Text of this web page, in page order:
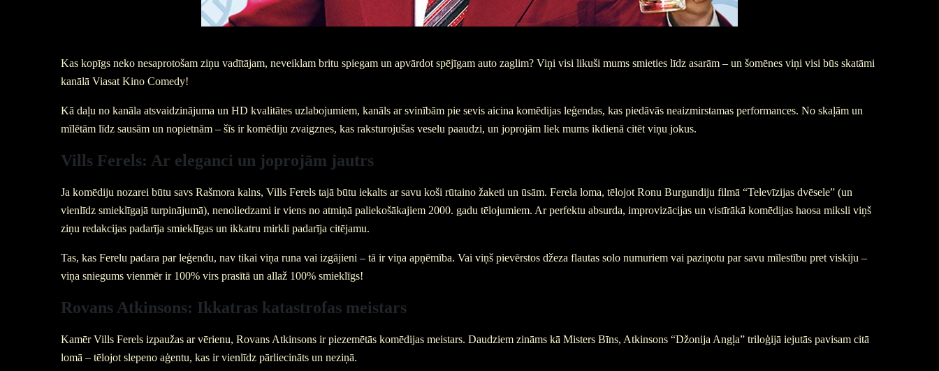
Kas kopīgs neko nesaprotošam ziņu vadītājam, neveiklam britu spiegam un apvārdot spējīgam auto zaglim? Viņi visi likuši mums smieties līdz asarām – un šomēnes viņi visi būs skatāmi
kanālā Viasat Kino Comedy!
Kā daļu no kanāla atsvaidzinājuma un HD kvalitātes uzlabojumiem, kanāls ar svinībām pie sevis aicina komēdijas leģendas, kas piedāvās neaizmirstamas performances. No skaļām un
mīlētām līdz sausām un nopietnām – šīs ir komēdiju zvaigznes, kas raksturojušas veselu paaudzi, un joprojām liek mums ikdienā citēt viņu jokus.
Vills Ferels: Ar eleganci un joprojām jautrs
Ja komēdiju nozarei būtu savs Rašmora kalns, Vills Ferels tajā būtu iekalts ar savu koši rūtaino žaketi un ūsām. Ferela loma, tēlojot Ronu Burgundiju filmā “Televīzijas dvēsele” (un
vienlīdz smieklīgajā turpinājumā), nenoliedzami ir viens no atmiņā paliekošākajiem 2000. gadu tēlojumiem. Ar perfektu absurda, improvizācijas un vistīrākā komēdijas haosa miksli viņš
ziņu redakcijas padarīja smieklīgas un ikkatru mirkli padarīja citējamu.
Tas, kas Ferelu padara par leģendu, nav tikai viņa runa vai izgājieni – tā ir viņa apņēmība. Vai viņš pievērstos džeza flautas solo numuriem vai paziņotu par savu mīlestību pret viskiju –
viņa sniegums vienmēr ir 100% virs prasītā un allaž 100% smieklīgs!
Rovans Atkinsons: Ikkatras katastrofas meistars
Kamēr Vills Ferels izpaužas ar vērienu, Rovans Atkinsons ir piezemētās komēdijas meistars. Daudziem zināms kā Misters Bīns, Atkinsons “Džonija Angļa” triloģijā iejutās pavisam citā
lomā – tēlojot slepeno aģentu, kas ir vienlīdz pārliecināts un neziņā.